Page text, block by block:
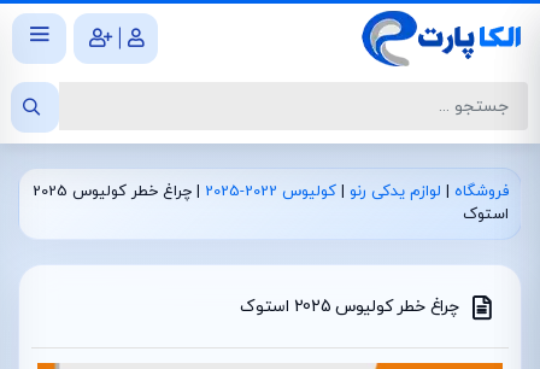
|
فروشگاه | لوازم یدکی رنو | کولیوس 2022-2025 |
چراغ خطر کولیوس 2025
استوک
چراغ خطر کولیوس 2025 استوک